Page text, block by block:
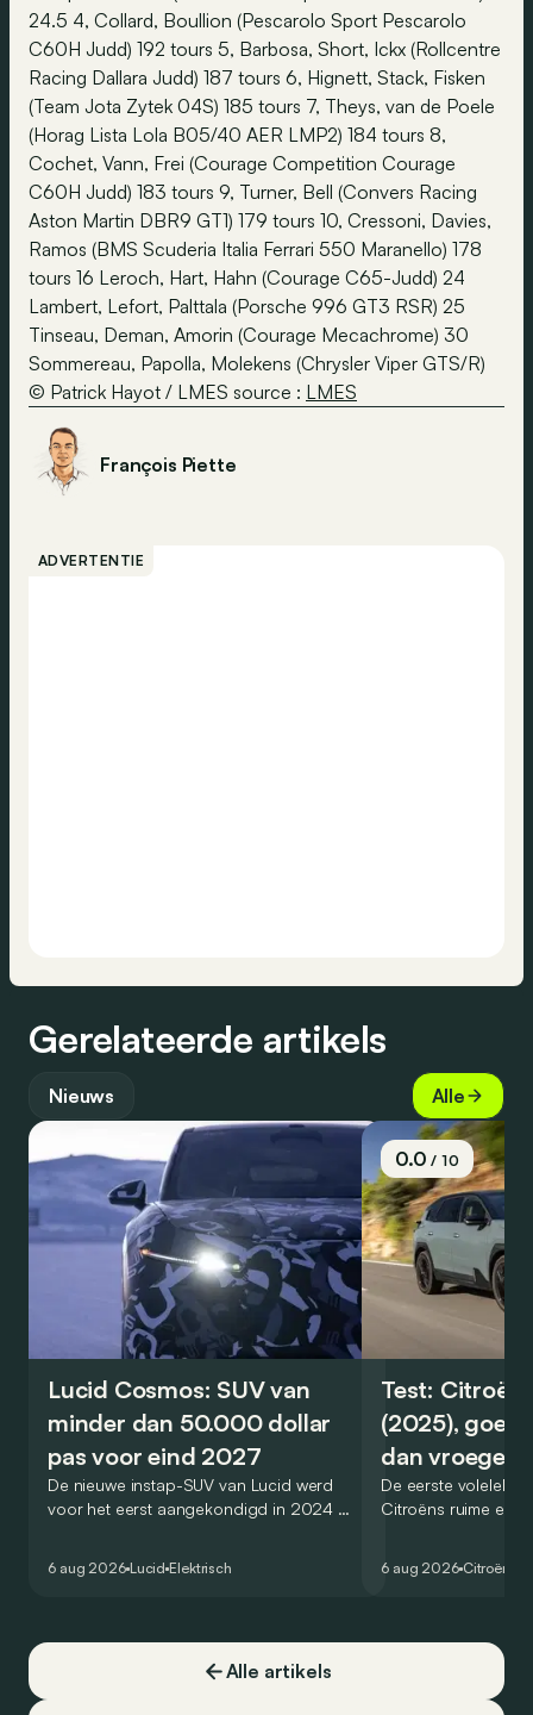
24.5 4, Collard, Boullion (Pescarolo Sport Pescarolo
C60H Judd) 192 tours 5, Barbosa, Short, Ickx (Rollcentre
Racing Dallara Judd) 187 tours 6, Hignett, Stack, Fisken
(Team Jota Zytek 04S) 185 tours 7, Theys, van de Poele
(Horag Lista Lola B05/40 AER LMP2) 184 tours 8,
Cochet, Vann, Frei (Courage Competition Courage
C60H Judd) 183 tours 9, Turner, Bell (Convers Racing
Aston Martin DBR9 GT1) 179 tours 10, Cressoni, Davies,
Ramos (BMS Scuderia Italia Ferrari 550 Maranello) 178
tours 16 Leroch, Hart, Hahn (Courage C65-Judd) 24
Lambert, Lefort, Palttala (Porsche 996 GT3 RSR) 25
Tinseau, Deman, Amorin (Courage Mecachrome) 30
Sommereau, Papolla, Molekens (Chrysler Viper GTS/R)
© Patrick Hayot / LMES source : LMES
François Piette
ADVERTENTIE
Gerelateerde artikels
Nieuws Alle
Lucid Cosmos: SUV van
minder dan 50.000 dollar
pas voor eind 2027
De nieuwe instap-SUV van Lucid werd
voor het eerst aangekondigd in 2024 en
constructeur vervoegen.
6 aug 2026 Lucid Elektrisch
0.0/ 10
Test: Citroën
(2025), goed
dan vroeger
De eerste
Citroëns ruime en
dat ook gelukt?
6 aug 2026 Citroën
Alle artikels